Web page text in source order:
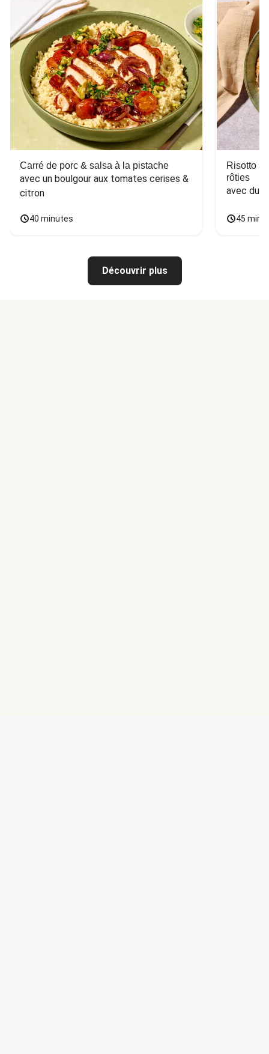
Carré de porc & salsa à la pistache
avec un boulgour aux tomates cerises &
citron
40 minutes
Risotto
rôties
avec du
45
Découvrir plus